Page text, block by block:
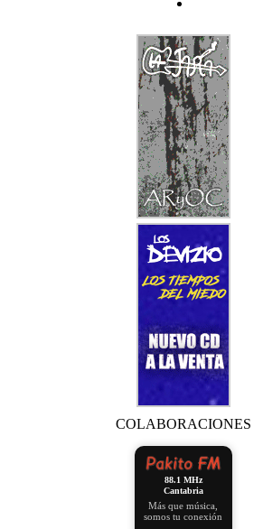
COLABORACIONES
88.1 MHz
Cantabria
Más que música,
somos tu conexión